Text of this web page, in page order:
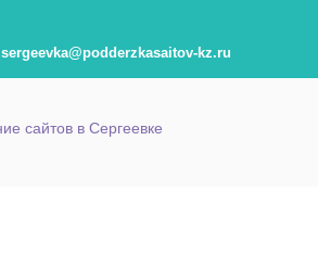
sergeevka@podderzkasaitov-kz.ru